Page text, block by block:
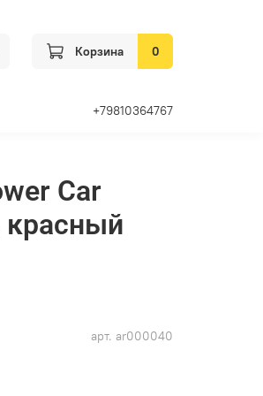
Корзина 0
+79810364767
арт. ar000040
Car